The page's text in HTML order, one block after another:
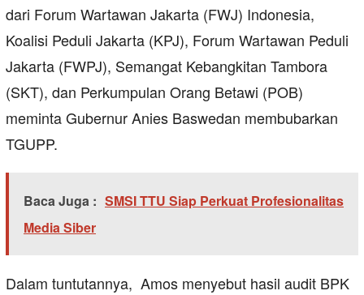
dari Forum Wartawan Jakarta (FWJ) Indonesia,
Koalisi Peduli Jakarta (KPJ), Forum Wartawan Peduli
Jakarta (FWPJ), Semangat Kebangkitan Tambora
(SKT), dan Perkumpulan Orang Betawi (POB)
meminta Gubernur Anies Baswedan membubarkan
TGUPP.
Baca Juga : SMSI TTU Siap Perkuat Profesionalitas
Media Siber
Dalam tuntutannya, Amos menyebut hasil audit BPK